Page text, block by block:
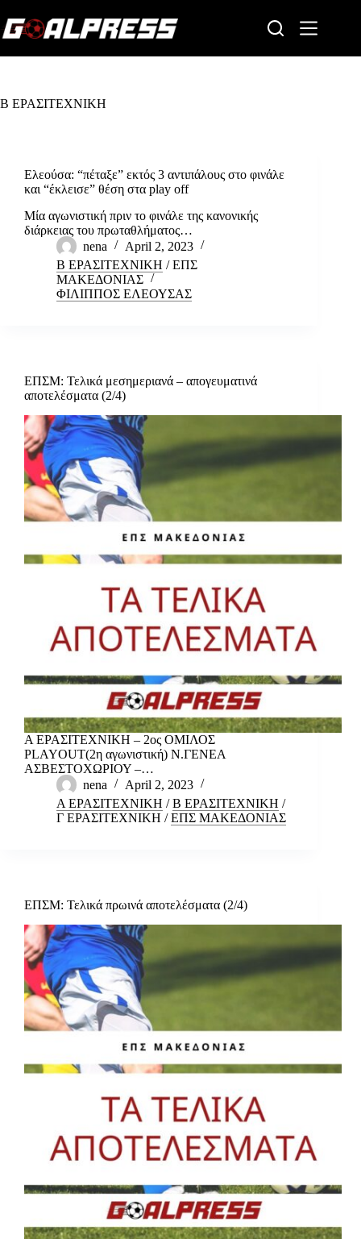
to
content
Β ΕΡΑΣΙΤΕΧΝΙΚΗ
Ελεούσα: “πέταξε” εκτός 3 αντιπάλους στο φινάλε
και “έκλεισε” θέση στα play off
Μία αγωνιστική πριν το φινάλε της κανονικής
διάρκειας του πρωταθλήματος…
nena
April 2, 2023
Β ΕΡΑΣΙΤΕΧΝΙΚΗ /ΕΠΣ
ΜΑΚΕΔΟΝΙΑΣ
ΦΙΛΙΠΠΟΣ ΕΛΕΟΥΣΑΣ
ΕΠΣΜ: Τελικά μεσημεριανά – απογευματινά
αποτελέσματα (2/4)
Α ΕΡΑΣΙΤΕΧΝΙΚΗ – 2ος ΟΜΙΛΟΣ
PLAYOUT(2η αγωνιστική) Ν.ΓΕΝΕΑ
ΑΣΒΕΣΤΟΧΩΡΙΟΥ –…
nena
April 2, 2023
Α ΕΡΑΣΙΤΕΧΝΙΚΗ /Β ΕΡΑΣΙΤΕΧΝΙΚΗ /
Γ ΕΡΑΣΙΤΕΧΝΙΚΗ /ΕΠΣ ΜΑΚΕΔΟΝΙΑΣ
ΕΠΣΜ: Τελικά πρωινά αποτελέσματα (2/4)